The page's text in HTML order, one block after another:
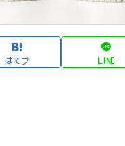
はてブ LINE